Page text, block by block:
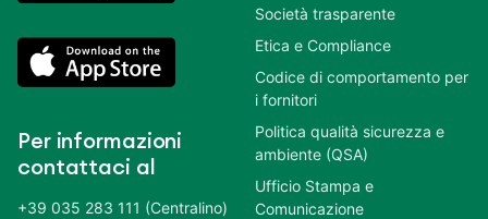
Per informazioni
contattaci al
+39 035 283 111 (Centralino)
Società trasparente
Etica e Compliance
Codice di comportamento per
i fornitori
Politica qualità sicurezza e
ambiente (QSA)
Ufficio Stampa e
Comunicazione